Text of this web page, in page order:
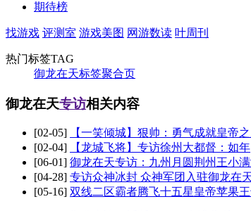
期待榜
找游戏 评测室 游戏美图 网游数读 叶周刊
热门标签TAG
御龙在天标签聚合页
御龙在天专访相关内容
[02-05]
【一笑倾城】狠帅：勇气成就皇帝
[02-04]
【龙城飞将】专访徐州大都督：如年
[06-01] 御龙在天专访：九州月圆荆州王小
[04-28] 专访众神冰封 众神军团入驻御龙在
[05-16] 双线二区霸者腾飞十五星皇帝苹果